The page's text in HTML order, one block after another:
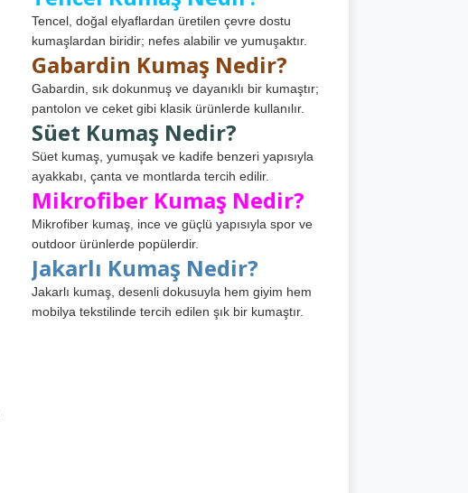
Tencel, doğal elyaflardan üretilen çevre dostu
kumaşlardan biridir; nefes alabilir ve yumuşaktır.
Gabardin Kumaş Nedir?
Gabardin, sık dokunmuş ve dayanıklı bir kumaştır;
pantolon ve ceket gibi klasik ürünlerde kullanılır.
Süet Kumaş Nedir?
Süet kumaş, yumuşak ve kadife benzeri yapısıyla
ayakkabı, çanta ve montlarda tercih edilir.
Mikrofiber Kumaş Nedir?
Mikrofiber kumaş, ince ve güçlü yapısıyla spor ve
outdoor ürünlerde popülerdir.
Jakarlı Kumaş Nedir?
Jakarlı kumaş, desenli dokusuyla hem giyim hem
mobilya tekstilinde tercih edilen şık bir kumaştır.